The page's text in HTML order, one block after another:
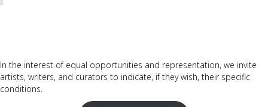
In the interest of equal opportunities and representation, we invite
artists, writers, and curators to indicate, if they wish, their specific
conditions.